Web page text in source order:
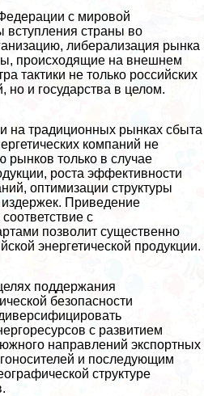
с мировой
вступления страны во
либерализация рынка
происходящие на внешнем
тактики не только российских
но и государства в целом.
на традиционных рынках сбыта
компаний не
рынков только в случае
роста эффективности
оптимизации структуры
Приведение
с
позволит существенно
энергетической продукции.
поддержания
безопасности
с развитием
направлений экспортных
и последующим
структуре